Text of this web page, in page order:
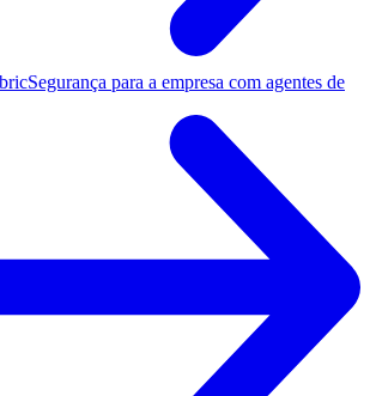
Segurança para a empresa com agentes de